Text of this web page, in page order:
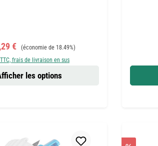
vente :
€ Prix régulier :
(économie de 18.49%)
frais de livraison en sus
les options